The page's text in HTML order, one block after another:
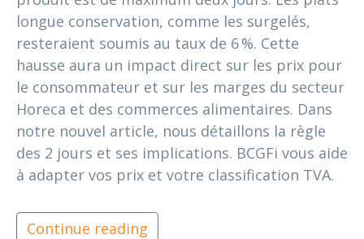
longue conservation, comme les surgelés,
resteraient soumis au taux de 6 %. Cette
hausse aura un impact direct sur les prix pour
le consommateur et sur les marges du secteur
Horeca et des commerces alimentaires. Dans
notre nouvel article, nous détaillons la règle
des 2 jours et ses implications. BCGFi vous aide
à adapter vos prix et votre classification TVA.
Continue reading